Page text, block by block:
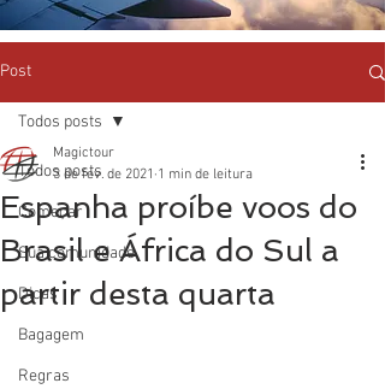
Post
Todos posts
Começar
Sua comunidade
Dicas
Bagagem
Regras
Todos posts
Espanha proíbe voos do
Brasil e África do Sul a
partir desta quarta
Magictour
3 de fev. de 2021 1 min de leitura